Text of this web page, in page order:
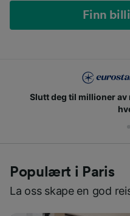
Finn
Slutt deg til millioner
Populært i Paris
La oss skape en god